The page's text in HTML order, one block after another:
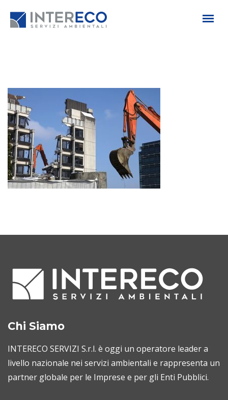
Chi Siamo
INTERECO SERVIZI S.r.l. è oggi un operatore leader a
livello nazionale nei servizi ambientali e rappresenta un
partner globale per le Imprese e per gli Enti Pubblici.